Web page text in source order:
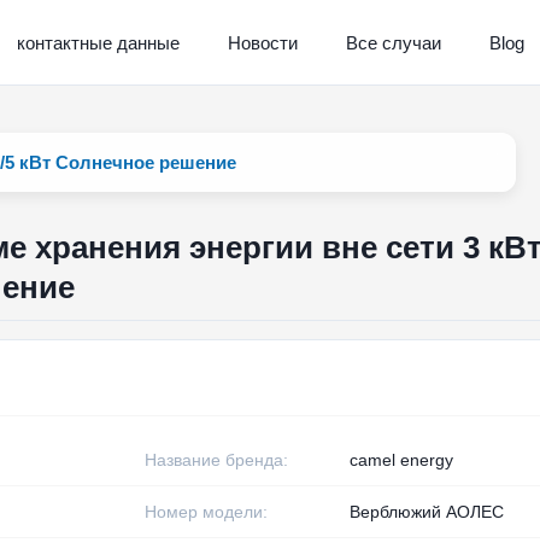
контактные данные Новости Все случаи Blog
5 кВт Солнечное решение
хранения энергии вне сети 3
Название бренда: camel energy
Номер модели: Верблюжий АОЛЕС